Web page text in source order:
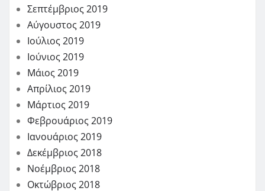
Σεπτέμβριος 2019
Αύγουστος 2019
Ιούλιος 2019
Ιούνιος 2019
Μάιος 2019
Απρίλιος 2019
Μάρτιος 2019
Φεβρουάριος 2019
Ιανουάριος 2019
Δεκέμβριος 2018
Νοέμβριος 2018
Οκτώβριος 2018